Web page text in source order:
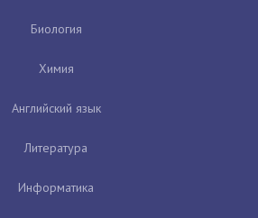
Биология
Химия
Английский язык
Литература
Информатика